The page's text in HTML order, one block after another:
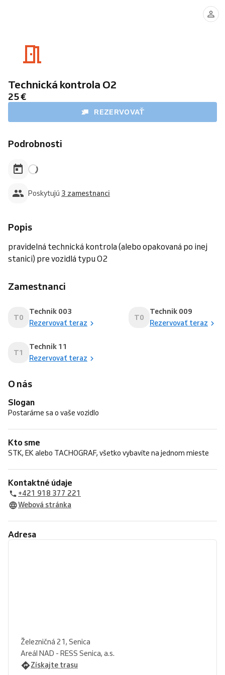
Technická kontrola O2
25 €
REZERVOVAŤ
Podrobnosti
Poskytujú 3 zamestnanci
Popis
pravidelná technická kontrola (alebo opakovaná po inej
stanici) pre vozidlá typu O2
Zamestnanci
T0
Technik 003
Rezervovať teraz
T0
Technik 009
Rezervovať teraz
T1
Technik 11
Rezervovať teraz
O nás
Slogan
Postaráme sa o vaše vozidlo
Kto sme
STK, EK alebo TACHOGRAF, všetko vybavíte na jednom mieste
Kontaktné údaje
+421 918 377 221
Webová stránka
Adresa
Železničná 21, Senica
Areál NAD - RESS Senica, a.s.
Získajte trasu